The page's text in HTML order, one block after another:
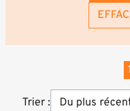
Trier :